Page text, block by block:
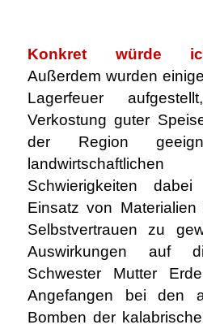
Konkret würde
Außerdem wurden
Lagerfeuer
Verkostung guter
der Region
Schwierigkeiten
Einsatz von
Selbstvertrauen zu
Auswirkungen auf
Schwester Mutter
Angefangen bei den
Bomben der